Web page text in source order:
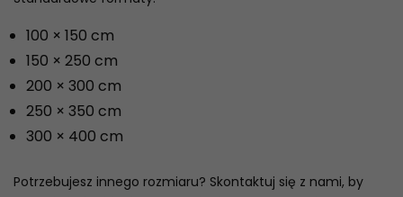
100 × 150 cm
150 × 250 cm
200 × 300 cm
250 × 350 cm
300 × 400 cm
Potrzebujesz innego rozmiaru? Skontaktuj się z nami, by